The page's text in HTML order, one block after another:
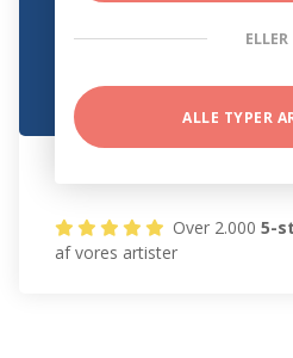
ELLER
ALLE TYPER
Over 2.0005-
af vores artister